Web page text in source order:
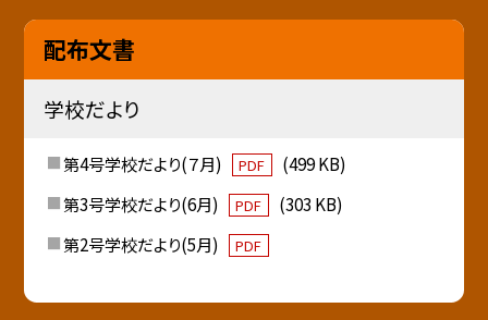
配布文書
学校だより
第4号学校だより(７月) PDF
(499 KB)
第3号学校だより(6月)
PDF
(303 KB)
第2号学校だより(5月)
PDF